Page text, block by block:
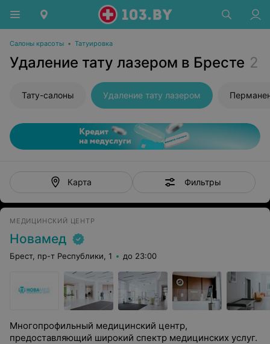
Салоны красоты • Татуировка
Удаление тату лазером в Бресте 2
Тату-салоны Удаление тату лазером
Карта Фильтры
МЕДИЦИНСКИЙ ЦЕНТР
Новамед
Брест, пр-т Республики, 1 до 23:00
Многопрофильный медицинский центр,
предоставляющий широкий спектр медицинских услуг.